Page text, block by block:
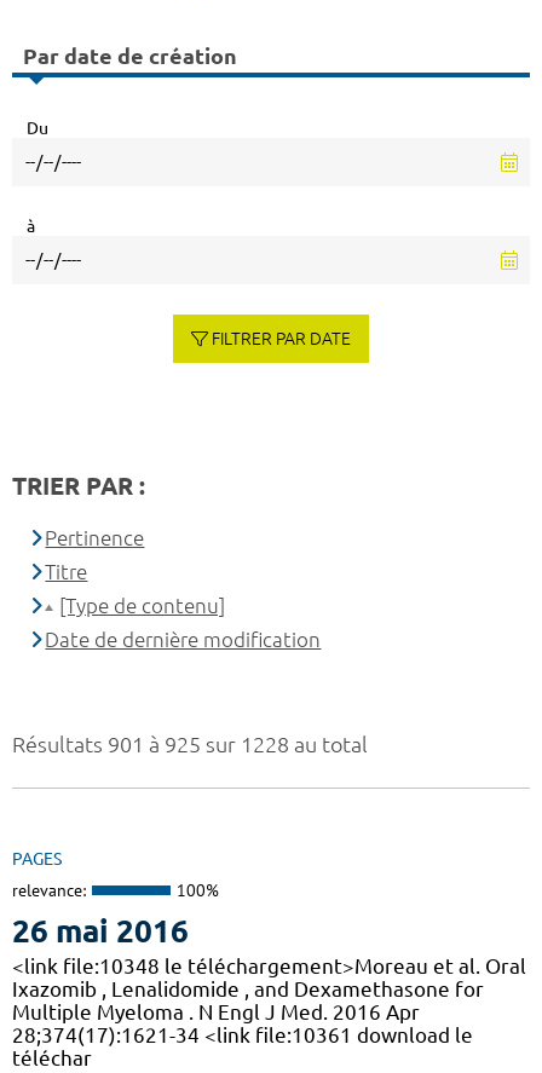
Résultats 901 à 925 sur 1228 au total
PAGES
relevance: 100%
26 mai 2016
<link file:10348 le téléchargement>Moreau et al. Oral
Ixazomib , Lenalidomide , and Dexamethasone for
Multiple Myeloma . N Engl J Med. 2016 Apr
28;374(17):1621-34 <link file:10361 download le
téléchar
Par date de création
Du
à
FILTRER PAR DATE
TRIER PAR :
Pertinence
Titre
[Type de contenu]
Date de dernière modification